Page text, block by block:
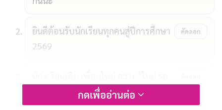
ยินดีต้อนรับนักเรียนทุกคนสู่ปีการศึกษา
2569
คัดลอก
กดเพื่ออ่านต่อ